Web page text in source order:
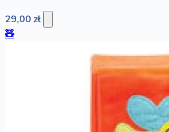
29,00 zł
🧸